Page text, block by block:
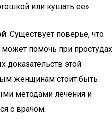
или кушать ее»:
: Существует поверье, что
помочь при простудах
доказательств этой
женщинам стоит быть
методами лечения и
с врачом.